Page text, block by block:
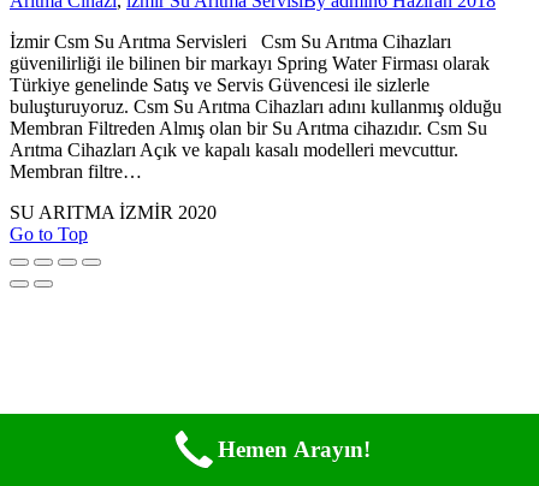
İzmir Csm Su Arıtma Servisleri Csm Su Arıtma Cihazları
güvenilirliği ile bilinen bir markayı Spring Water Firması olarak
Türkiye genelinde Satış ve Servis Güvencesi ile sizlerle
buluşturuyoruz. Csm Su Arıtma Cihazları adını kullanmış olduğu
Membran Filtreden Almış olan bir Su Arıtma cihazıdır. Csm Su
Arıtma Cihazları Açık ve kapalı kasalı modelleri mevcuttur.
Membran filtre…
SU ARITMA İZMİR 2020
Go to Top
Hemen Arayın!